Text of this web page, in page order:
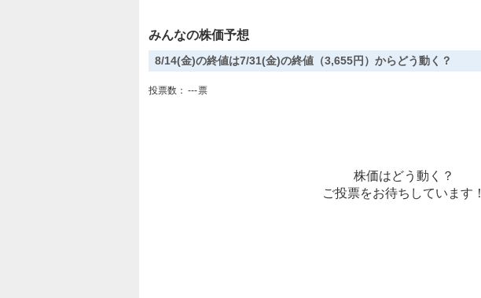
みんなの株価予想
8/14(金)の終値は7/31(金)の終値（3,655円）からどう動く？
投票数： ---票
株価はどう動く？
ご投票をお待ちしています！